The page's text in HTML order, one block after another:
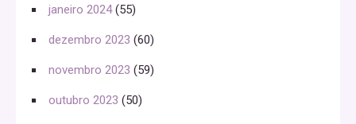
janeiro 2024(55)
dezembro 2023 (60)
novembro 2023 (59)
outubro 2023 (50)